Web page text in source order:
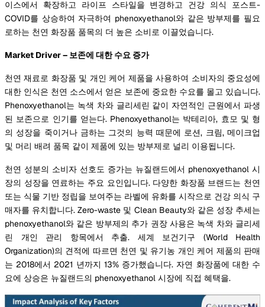
이스에서 확장하고 라이프 스타일을 변경하고 건강 의식 포스트-
COVID를 상승하여 자극하여 phenoxyethanol와 같은 방부제를 필요
로하는 천연 화장품 품목의 더 높은 소비로 이끌었습니다.
Market Driver – 보존에 대한 수요 증가
천연 재료로 화장품 및 개인 케어 제품을 사용하여 소비자의 중요성에
대한 인식은 천연 소스에서 얻은 보존에 중요한 수요를 몰고 있습니다.
Phenoxyethanol는 녹색 차와 글리세린 같이 자연적인 근원에서 파생
된 보존으로 인기를 얻는다. Phenoxyethanol는 박테리아, 효모 및 형
의 성장을 죽이거나 금하는 그것의 능력 때문에 로션, 크림, 메이크업
및 머리 배려 품목 같이 제품에 있는 방부제로 널리 이용됩니다.
천연 성분의 소비자 선호도 증가는 뉴질랜드에서 phenoxyethanol 시
장의 성장을 연료하는 주요 요인입니다. 다양한 화장품 브랜드는 천연
또는 식물 기반 정립을 보여주는 라벨에 유화를 시작으로 건강 의식 구
매자를 유치합니다. Zero-waste 및 Clean Beauty와 같은 성장 추세는
phenoxyethanol와 같은 방부제의 추가 권장 사용은 녹색 차와 글리세
린 개인 관리 항목에서 추출. 세계 보건기구 (World Health
Organization)의 견적에 따르면 천연 및 유기농 개인 케어 제품의 판매
는 2018에서 2021 년까지 13% 증가했습니다. 자연 화장품에 대한 수
요에 상승은 뉴질랜드의 phenoxyethanol 시장에 직접 혜택을.